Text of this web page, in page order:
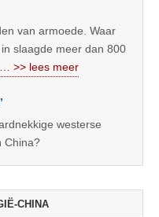
van armoede. Waar
slaagde meer dan 800
… >> lees meer
westerse
China?
CHINA